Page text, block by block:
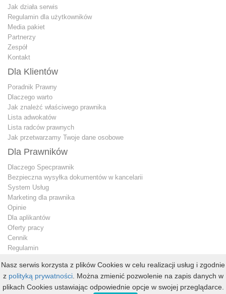
Jak działa serwis
Regulamin dla użytkowników
Media pakiet
Partnerzy
Zespół
Kontakt
Dla Klientów
Poradnik Prawny
Dlaczego warto
Jak znależć właściwego prawnika
Lista adwokatów
Lista radców prawnych
Jak przetwarzamy Twoje dane osobowe
Dla Prawników
Dlaczego Specprawnik
Bezpieczna wysyłka dokumentów w kancelarii
System Usług
Marketing dla prawnika
Opinie
Dla aplikantów
Oferty pracy
Cennik
Regulamin
Konto premium
Kontakt dla prawnika
Nasz serwis korzysta z plików Cookies w celu realizacji usług i zgodnie
z polityką prywatności. Można zmienić pozwolenie na zapis danych w
plikach Cookies ustawiając odpowiednie opcje w swojej przeglądarce.